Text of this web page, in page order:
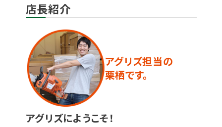
店長紹介
アグリズ担当の
栗栖です。
アグリズにようこそ！